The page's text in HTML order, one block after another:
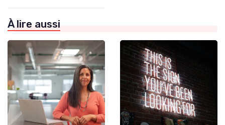
À lire aussi